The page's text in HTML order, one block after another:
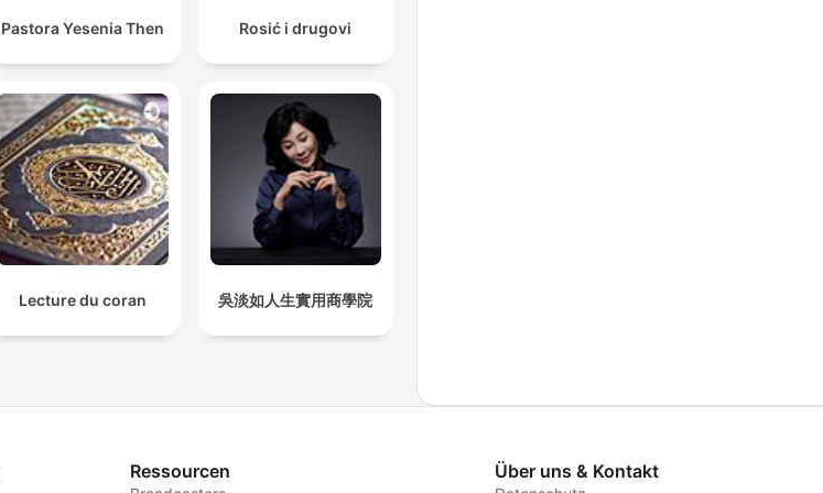
Pastora Yesenia Then Rosić i drugovi
Lecture du coran 吳淡如人生實用商學院
Ressourcen Über uns & Kontakt